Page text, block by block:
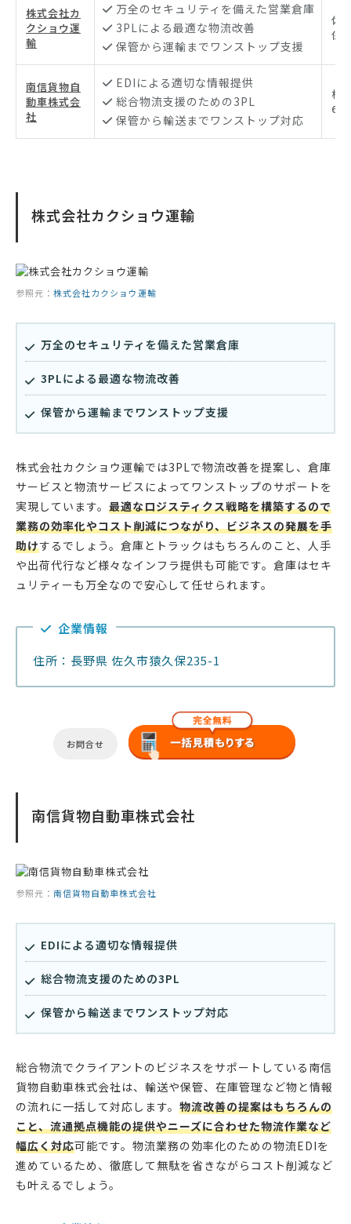
株式会社カ
クショウ運
輸
万全のセキュリティを備えた営業倉庫
3PLによる最適な物流改善
保管から運輸までワンストップ支援
佐
保
南信貨物自
動車株式会
社
EDIによる適切な情報提供
総合物流支援のための3PL
保管から輸送までワンストップ対応
松
株式会社カクショウ運輸
参照元： 株式会社カクショウ運輸
万全のセキュリティを備えた営業倉庫
3PLによる最適な物流改善
保管から運輸までワンストップ支援
株式会社カクショウ運輸では3PLで物流改善を提案し、倉庫
サービスと物流サービスによってワンストップのサポートを
実現しています。 最適なロジスティクス戦略を構築するので
業務の効率化やコスト削減につながり、ビジネスの発展を手
助けするでしょう。倉庫とトラックはもちろんのこと、人手
や出荷代行など様々なインフラ提供も可能です。倉庫はセキ
ュリティーも万全なので安心して任せられます。
企業情報
住所：長野県 佐久市猿久保235-1
お問合せ
南信貨物自動車株式会社
参照元： 南信貨物自動車株式会社
EDIによる適切な情報提供
総合物流支援のための3PL
保管から輸送までワンストップ対応
総合物流でクライアントのビジネスをサポートしている南信
貨物自動車株式会社は、輸送や保管、在庫管理など物と情報
の流れに一括して対応します。 物流改善の提案はもちろんの
こと、流通拠点機能の提供やニーズに合わせた物流作業など
幅広く対応可能です。物流業務の効率化のための物流EDIを
進めているため、徹底して無駄を省きながらコスト削減など
も叶えるでしょう。